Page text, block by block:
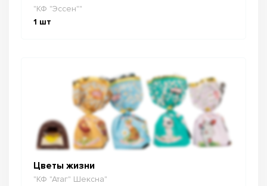
"КФ "Эссен""
1 шт
Цветы жизни
"КФ "Атаг" Шексна"